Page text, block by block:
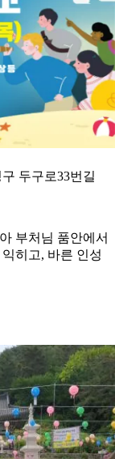
두구로33번길
부처님 품안에서
히고, 바른 인성